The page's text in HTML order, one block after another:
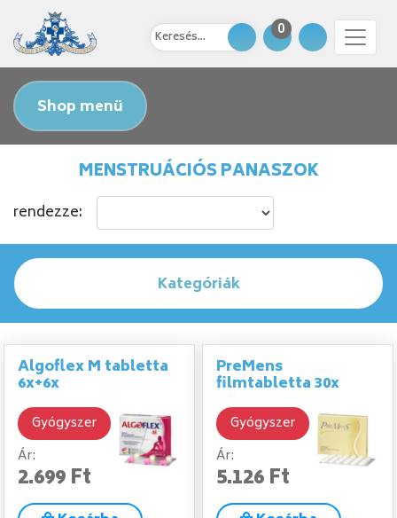
0
Shop menü
MENSTRUÁCIÓS PANASZOK
rendezze:
Kategóriák
Algoflex M tabletta
6x+6x
Gyógyszer
Ár:
2.699 Ft
PreMens
filmtabletta 30x
Gyógyszer
Ár:
5.126 Ft